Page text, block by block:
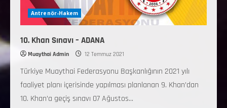
Antrenör-Hakem
10. Khan Sınavı – ADANA
Muaythai Admin 12 Temmuz 2021
Türkiye Muaythai Federasyonu Başkanlığının 2021 yılı
faaliyet planı içerisinde yapılması planlanan 9. Khan’dan
10. Khan’a geçiş sınavı 07 Ağustos...